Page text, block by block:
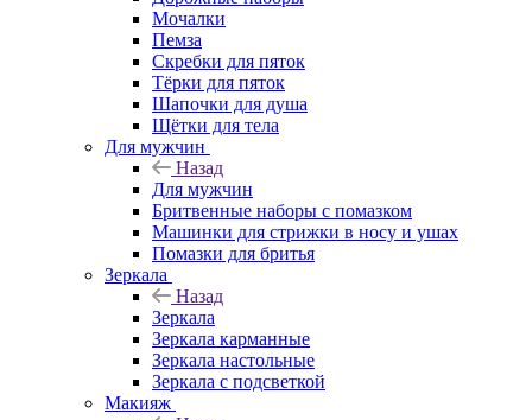
Мочалки
Пемза
Скребки для пяток
Тёрки для пяток
Шапочки для душа
Щётки для тела
Для мужчин
Назад
Для мужчин
Бритвенные наборы с помазком
Машинки для стрижки в носу и ушах
Помазки для бритья
Зеркала
Назад
Зеркала
Зеркала карманные
Зеркала настольные
Зеркала с подсветкой
Макияж